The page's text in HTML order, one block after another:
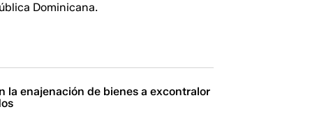
Dominicana.
la enajenación de bienes a excontralor